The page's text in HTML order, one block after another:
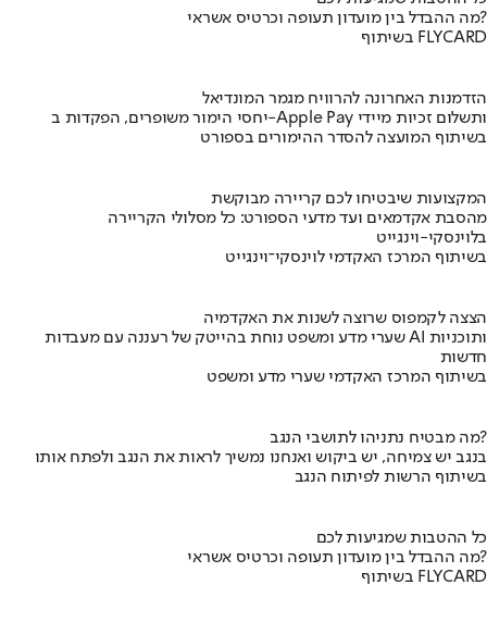
מה ההבדל בין מועדון תעופה וכרטיס אשראי?
בשיתוף FLYCARD
הזדמנות האחרונה להרוויח מגמר המונדיאל
יחסי הימור משופרים, הפקדות ב-Apple Pay ותשלום זכיות מיידי
בשיתוף המועצה להסדר ההימורים בספורט
המקצועות שיבטיחו לכם קריירה מבוקשת
מהסבת אקדמאים ועד מדעי הספורט: כל מסלולי הקריירה
בלוינסקי-וינגייט
בשיתוף המרכז האקדמי לוינסקי־וינגייט
הצצה לקמפוס שרוצה לשנות את האקדמיה
שערי מדע ומשפט נוחת בהייטק של רעננה עם מעבדות AI ותוכניות
חדשות
בשיתוף המרכז האקדמי שערי מדע ומשפט
מה מבטיח נתניהו לתושבי הנגב?
בנגב יש צמיחה, יש ביקוש ואנחנו נמשיך לראות את הנגב ולפתח אותו
בשיתוף הרשות לפיתוח הנגב
כל ההטבות שמגיעות לכם
מה ההבדל בין מועדון תעופה וכרטיס אשראי?
בשיתוף FLYCARD